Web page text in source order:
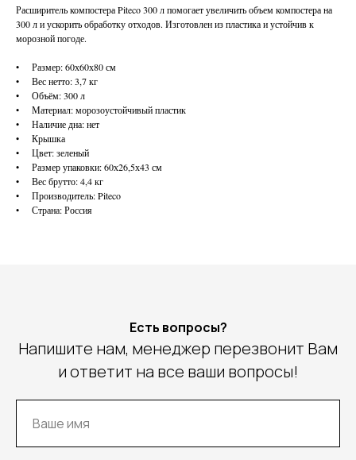
Расширитель компостера Piteco 300 л помогает увеличить объем компостера на
300 л и ускорить обработку отходов. Изготовлен из пластика и устойчив к
морозной погоде.
• Размер: 60х60х80 см
• Вес нетто: 3,7 кг
• Объём: 300 л
• Материал: морозоустойчивый пластик
• Наличие дна: нет
• Крышка
• Цвет: зеленый
• Размер упаковки: 60х26,5х43 см
• Вес брутто: 4,4 кг
• Производитель: Piteco
• Страна: Россия
Есть вопросы?
Напишите нам, менеджер перезвонит Вам
и ответит на все ваши вопросы!